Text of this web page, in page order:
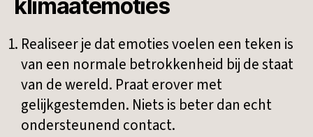
klimaatemoties
Realiseer je dat emoties voelen een teken is
van een normale betrokkenheid bij de staat
van de wereld. Praat erover met
gelijkgestemden. Niets is beter dan echt
ondersteunend contact.